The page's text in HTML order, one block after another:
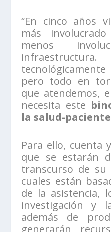
“En cinco años
más
menos
pero todo en
que atendemos,
necesita este
la salud-paciente
Para ello, cuenta
que se estarán
transcurso de su
cuales están
de la asistencia,
investigación y
además de
generarán